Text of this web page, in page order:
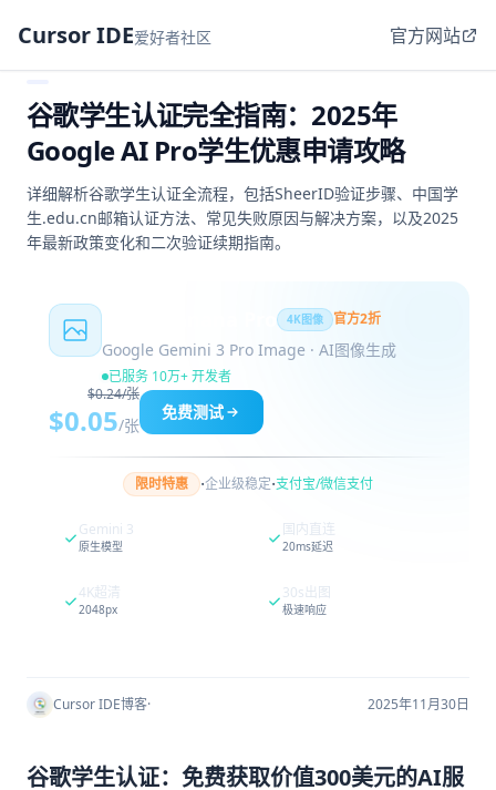
Cursor IDE爱好者社区 官方网站
谷歌学生认证完全指南：2025年
Google AI Pro学生优惠申请攻略
详细解析谷歌学生认证全流程，包括SheerID验证步骤、中国学
生.edu.cn邮箱认证方法、常见失败原因与解决方案，以及2025
年最新政策变化和二次验证续期指南。
4K图像 官方2折
Google Gemini 3 Pro Image · AI图像生成
已服务 10万+ 开发者
$0.24/张
$0.05/张
免费测试
限时特惠 ·企业级稳定·支付宝/微信支付
Gemini 3
原生模型
国内直连
20ms延迟
4K超清
2048px
30s出图
极速响应
Cursor IDE博客· 2025年11月30日
谷歌学生认证：免费获取价值300美元的AI服